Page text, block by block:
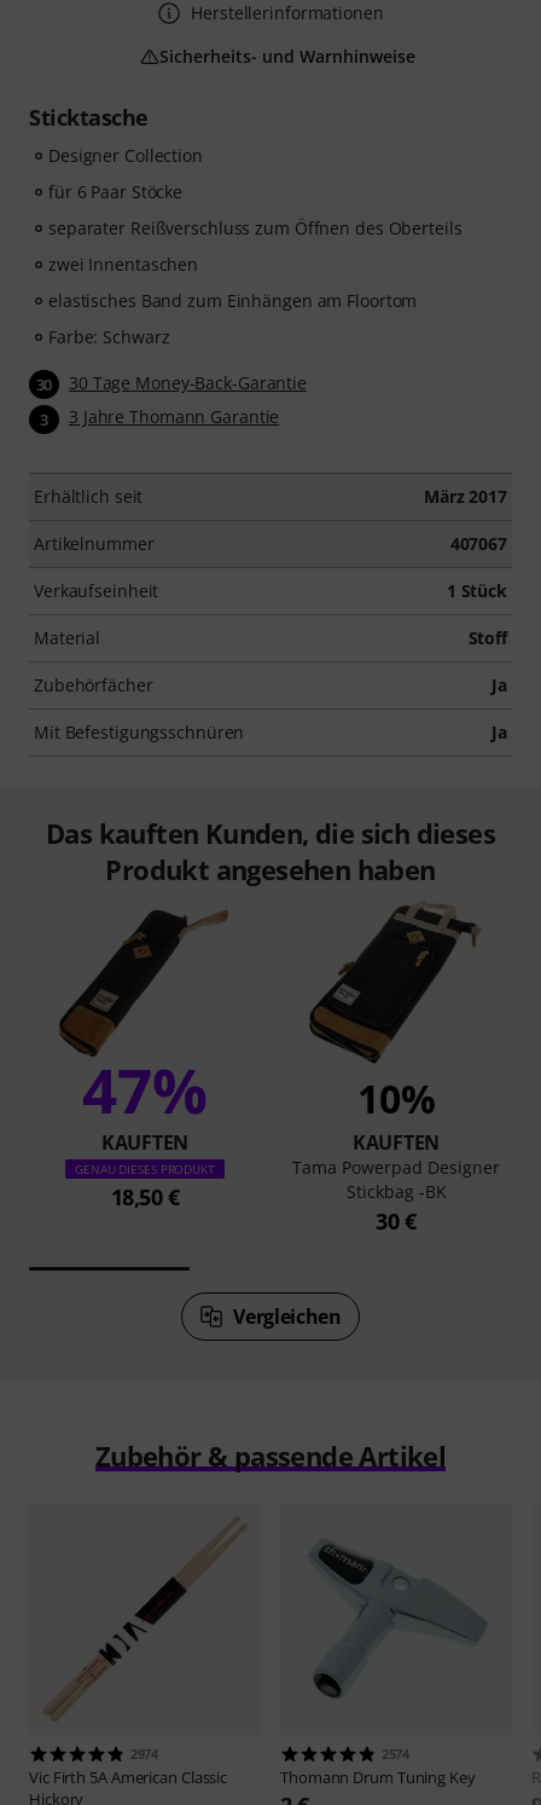
Sticktasche
Designer Collection
für 6 Paar Stöcke
separater Reißverschluss zum Öffnen des Oberteils
zwei Innentaschen
elastisches Band zum Einhängen am Floortom
Farbe: Schwarz
30 30 Tage Money-Back-Garantie
3 3 Jahre Thomann Garantie
Erhältlich seit März 2017
Artikelnummer 407067
Verkaufseinheit 1 Stück
Material Stoff
Zubehörfächer Ja
Mit Befestigungsschnüren Ja
Herstellerinformationen
Sicherheits- und Warnhinweise
Das kauften Kunden, die sich dieses
Produkt angesehen haben
47%
KAUFTEN
GENAU DIESES PRODUKT
18,50 €
10%
KAUFTEN
Tama Powerpad Designer
Stickbag -BK
30 €
Vergleichen
Zubehör & passende Artikel
2974
Vic Firth 5A American Classic
Hickory
2574
Thomann Drum Tuning Key